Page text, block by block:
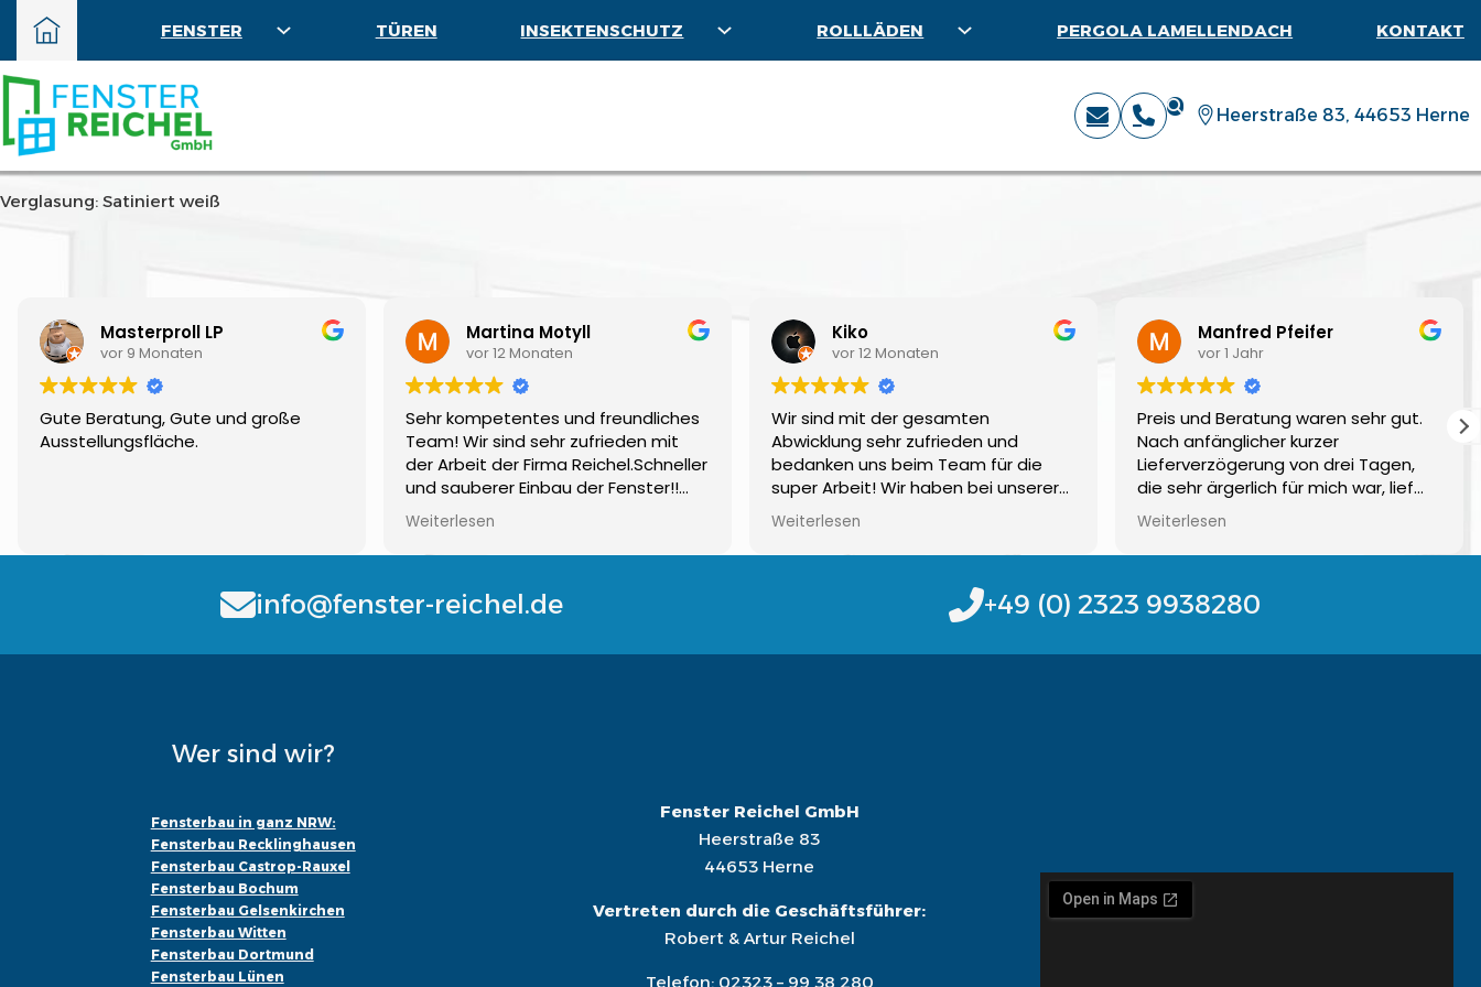
FENSTER TÜREN INSEKTENSCHUTZ ROLLLÄDEN PERGOLA LAMELLENDACH KONTAKT
Heerstraße 83, 44653 Herne
Verglasung: Satiniert weiß
Masterproll LP
vor 9 Monaten
Gute Beratung, Gute und große
Ausstellungsfläche.
Martina Motyll
vor 12 Monaten
Sehr kompetentes und freundliches
Team! Wir sind sehr zufrieden mit
der Arbeit der Firma Reichel.Schneller
und sauberer Einbau der Fenster!!
Auch bei Fragen ist immer jemand zu
erreichen, empfehlenswert!!!Gerne
wieder...
Weiterlesen
Kiko
vor 12 Monaten
Wir sind mit der gesamten
Abwicklung sehr zufrieden und
bedanken uns beim Team für die
super Arbeit! Wir haben bei unserer
Wohnung komplett neue Fenster
einbauen lassen und sind mit allem
sehr zufrieden gewesen! Gerne
Auch der zweite Auftrag 6 Monate
später wurde super ausgeführt!! Wir
Weiterlesen
Manfred Pfeifer
vor 1 Jahr
Preis und Beratung waren sehr gut.
Nach anfänglicher kurzer
Lieferverzögerung von drei Tagen,
die sehr ärgerlich für mich war, lief
auch die Montage einwandfrei ab!
An eurer Termingestaltung solltet ihr
aber arbeiten. Die drei Tage in der
Ansonsten alles sehr gut und sauber
Weiterlesen
info@fenster-reichel.de +49 (0) 2323 9938280
Wer sind wir?
Fensterbau in ganz NRW:
Fensterbau Recklinghausen
Fensterbau Castrop-Rauxel
Fensterbau Bochum
Fensterbau Gelsenkirchen
Fensterbau Witten
Fensterbau Dortmund
Fensterbau Lünen
Fenster Reichel GmbH
Heerstraße 83
44653 Herne
Vertreten durch die Geschäftsführer:
Robert & Artur Reichel
Telefon: 02323 – 99 38 280